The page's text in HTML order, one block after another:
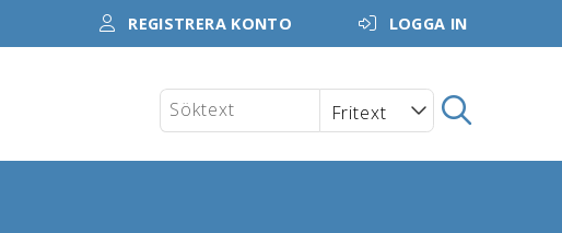
REGISTRERA KONTO LOGGA IN